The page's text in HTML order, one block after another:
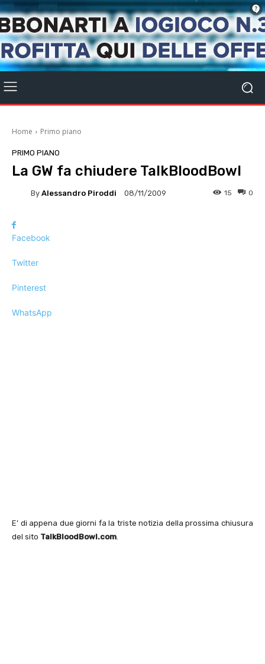
Home Primo piano
PRIMO PIANO
La GW fa chiudere TalkBloodBowl
By Alessandro Piroddi 08/11/2009 0
15
Facebook
Twitter
Pinterest
WhatsApp
E’ di appena due giorni fa la triste notizia della prossima chiusura
del sito TalkBloodBowl.com.